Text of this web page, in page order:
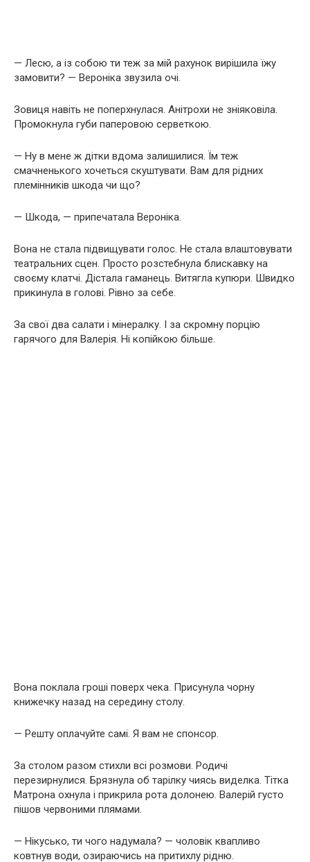
— Лесю, а із собою ти теж за мій рахунок вирішила їжу
замовити? — Вероніка звузила очі.
Зовиця навіть не поперхнулася. Анітрохи не зніяковіла.
Промокнула губи паперовою серветкою.
— Ну в мене ж дітки вдома залишилися. Їм теж
смачненького хочеться скуштувати. Вам для рідних
племінників шкода чи що?
— Шкода, — припечатала Вероніка.
Вона не стала підвищувати голос. Не стала влаштовувати
театральних сцен. Просто розстебнула блискавку на
своєму клатчі. Дістала гаманець. Витягла купюри. Швидко
прикинула в голові. Рівно за себе.
За свої два салати і мінералку. І за скромну порцію
гарячого для Валерія. Ні копійкою більше.
Вона поклала гроші поверх чека. Присунула чорну
книжечку назад на середину столу.
— Решту оплачуйте самі. Я вам не спонсор.
За столом разом стихли всі розмови. Родичі
перезирнулися. Брязнула об тарілку чиясь виделка. Тітка
Матрона охнула і прикрила рота долонею. Валерій густо
пішов червоними плямами.
— Нікусько, ти чого надумала? — чоловік квапливо
ковтнув води, озираючись на притихлу рідню.